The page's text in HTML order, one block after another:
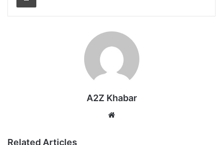
A2Z Khabar
Related Articles